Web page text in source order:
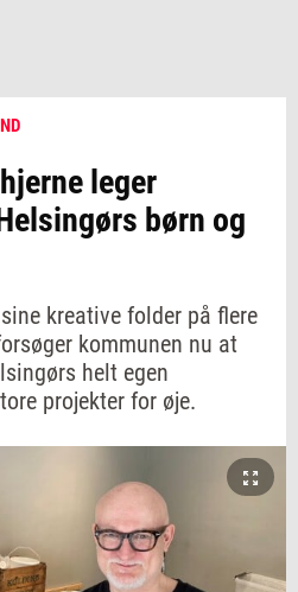
leger
børn og
kreative folder på flere
kommunen nu at
helt egen
projekter for øje.